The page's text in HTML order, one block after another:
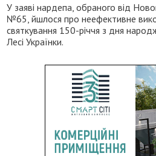
У заяві нардепа, обраного від
№65, йшлося про неефективне
святкування 150-річчя з дня
Лесі Українки.